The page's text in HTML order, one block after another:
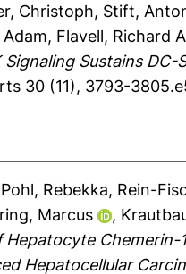
Christoph, Stift,
, Flavell, Richard
Signaling Sustains
30 (11), 3793-
Pohl, Rebekka, Rein-
Marcus ,
Hepatocyte
Hepatocellular